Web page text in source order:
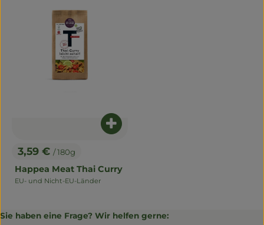
, Preis:
3,59 € / 180g
Happea Meat Thai Curry
, Herkunft:
EU- und Nicht-EU-Länder
Produkt zum Warenkorb
Sie haben eine Frage? Wir helfen gerne: